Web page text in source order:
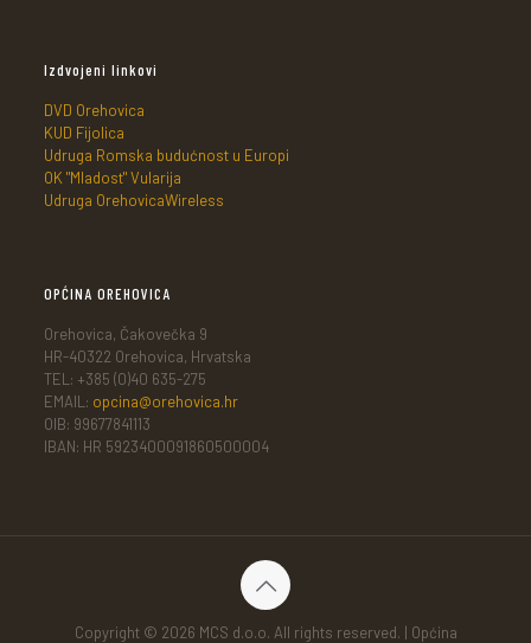
Izdvojeni linkovi
DVD Orehovica
KUD Fijolica
Udruga Romska budućnost u Europi
OK "Mladost" Vularija
Udruga OrehovicaWireless
OPĆINA OREHOVICA
Orehovica, Čakovečka 9
HR-40322 Orehovica, Hrvatska
TEL: +385 (0)40 635-275
EMAIL: opcina@orehovica.hr
OIB: 99677841113
IBAN: HR 5923400091860500004
Copyright © 2026 MCS d.o.o. All rights reserved. | Općina